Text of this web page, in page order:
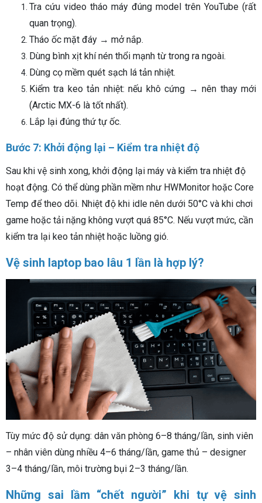
Tra cứu video tháo máy đúng model trên YouTube (rất
quan trọng).
Tháo ốc mặt đáy → mở nắp.
Dùng bình xịt khí nén thổi mạnh từ trong ra ngoài.
Dùng cọ mềm quét sạch lá tản nhiệt.
Kiểm tra keo tản nhiệt: nếu khô cứng → nên thay mới
(Arctic MX-6 là tốt nhất).
Lắp lại đúng thứ tự ốc.
Bước 7: Khởi động lại – Kiểm tra nhiệt độ
Sau khi vệ sinh xong, khởi động lại máy và kiểm tra nhiệt độ
hoạt động. Có thể dùng phần mềm như HWMonitor hoặc Core
Temp để theo dõi. Nhiệt độ khi idle nên dưới 50°C và khi chơi
game hoặc tải nặng không vượt quá 85°C. Nếu vượt mức, cần
kiểm tra lại keo tản nhiệt hoặc luồng gió.
Vệ sinh laptop bao lâu 1 lần là hợp lý?
Tùy mức độ sử dụng: dân văn phòng 6–8 tháng/lần, sinh viên
– nhân viên dùng nhiều 4–6 tháng/lần, game thủ – designer
3–4 tháng/lần, môi trường bụi 2–3 tháng/lần.
Những sai lầm “chết người” khi tự vệ sinh